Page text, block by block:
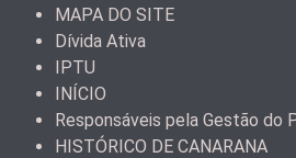
MAPA DO SITE
Dívida Ativa
IPTU
INÍCIO
Responsáveis pela Gestão do
HISTÓRICO DE CANARANA